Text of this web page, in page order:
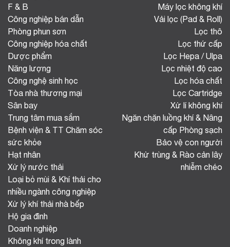
F & B
Công nghiệp bán dẫn
Phòng phun sơn
Công nghiệp hóa chất
Dược phẩm
Năng lượng
Công nghệ sinh học
Tòa nhà thương mại
Sân bay
Trung tâm mua sắm
Bệnh viện & TT Chăm sóc
sức khỏe
Hạt nhân
Xử lý nước thải
Loại bỏ mùi & Khí thải cho
nhiều ngành công nghiệp
Xử lý khí thải nhà bếp
Hộ gia đình
Doanh nghiệp
Không khí trong lành
Máy lọc không khí
Vải lọc (Pad & Roll)
Lọc thô
Lọc thứ cấp
Lọc Hepa / Ulpa
Lọc nhiệt độ cao
Lọc hóa chất
Lọc Cartridge
Xử lí không khí
Ngăn chặn luồng khí & Nâng
cấp Phòng sạch
Bảo vệ con người
Khử trùng & Rào cản lây
nhiễm chéo